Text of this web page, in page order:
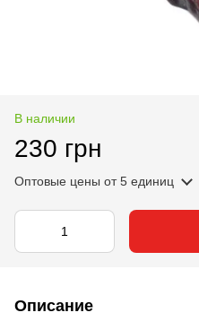
В наличии
230 грн
Оптовые цены от 5 единиц
Описание